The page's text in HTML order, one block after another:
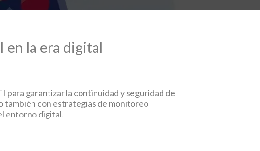
en la era digital
para garantizar la continuidad y seguridad de
también con estrategias de monitoreo
entorno digital.